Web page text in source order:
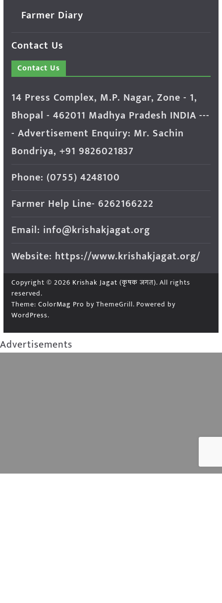
Farmer Diary
Contact Us
Contact Us
14 Press Complex, M.P. Nagar, Zone - 1,
Bhopal - 462011 Madhya Pradesh INDIA ---
- Advertisement Enquiry: Mr. Sachin
Bondriya, +91 9826021837
Phone: (0755) 4248100
Farmer Help Line- 6262166222
Email: info@krishakjagat.org
Website: https://www.krishakjagat.org/
Copyright © 2026 Krishak Jagat (कृषक जगत). All rights
reserved.
Theme: ColorMag Pro by ThemeGrill. Powered by
WordPress.
Advertisements